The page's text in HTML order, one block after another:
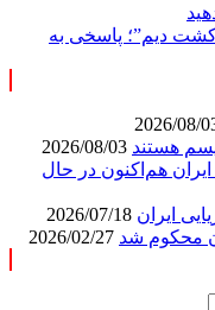
کشت دیم”؛ پاسخی به
هستند
هم‌اکنون در حال
ایران